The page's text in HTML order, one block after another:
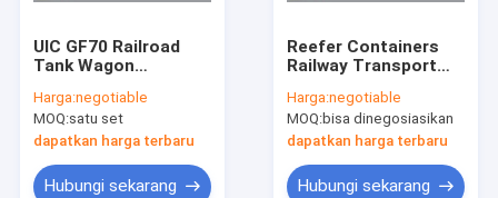
UIC GF70 Railroad
Tank Wagon
Powder Railway 70T
Beban
Harga:negotiable
MOQ:satu set
dapatkan harga terbaru
Hubungi sekarang
Reefer Containers
Railway Transport
Sayuran
Harga:negotiable
MOQ:bisa dinegosiasikan
dapatkan harga terbaru
Hubungi sekarang